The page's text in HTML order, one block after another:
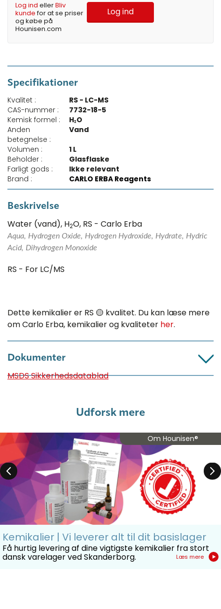
Log ind ellerBliv
kundefor at se priser
og købe på
Hounisen.com
Log ind
Specifikationer
Kvalitet :
RS - LC-MS
CAS-nummer :
7732-18-5
Kemisk formel :
H₂O
Anden
betegnelse :
Vand
Volumen :
1 L
Beholder :
Glasflaske
Farligt gods :
Ikke relevant
Brand :
CARLO ERBA Reagents
Beskrivelse
Water (vand), H2O, RS - Carlo Erba
Aqua, Hydrogen Oxide, Hydrogen Hydroxide, Hydrate, Hydric
Acid, Dihydrogen Monoxide
RS - For LC/MS
Dette kemikalier er RS 🟡 kvalitet. Du kan læse mere
om Carlo Erba, kemikalier og kvaliteter her.
Dokumenter
MSDS Sikkerhedsdatablad
Udforsk mere
Om Hounisen®
Kemikalier | Vi leverer alt til dit basislager
Få hurtig levering af dine vigtigste kemikalier fra stort
dansk varelager ved Skanderborg. Læs mere